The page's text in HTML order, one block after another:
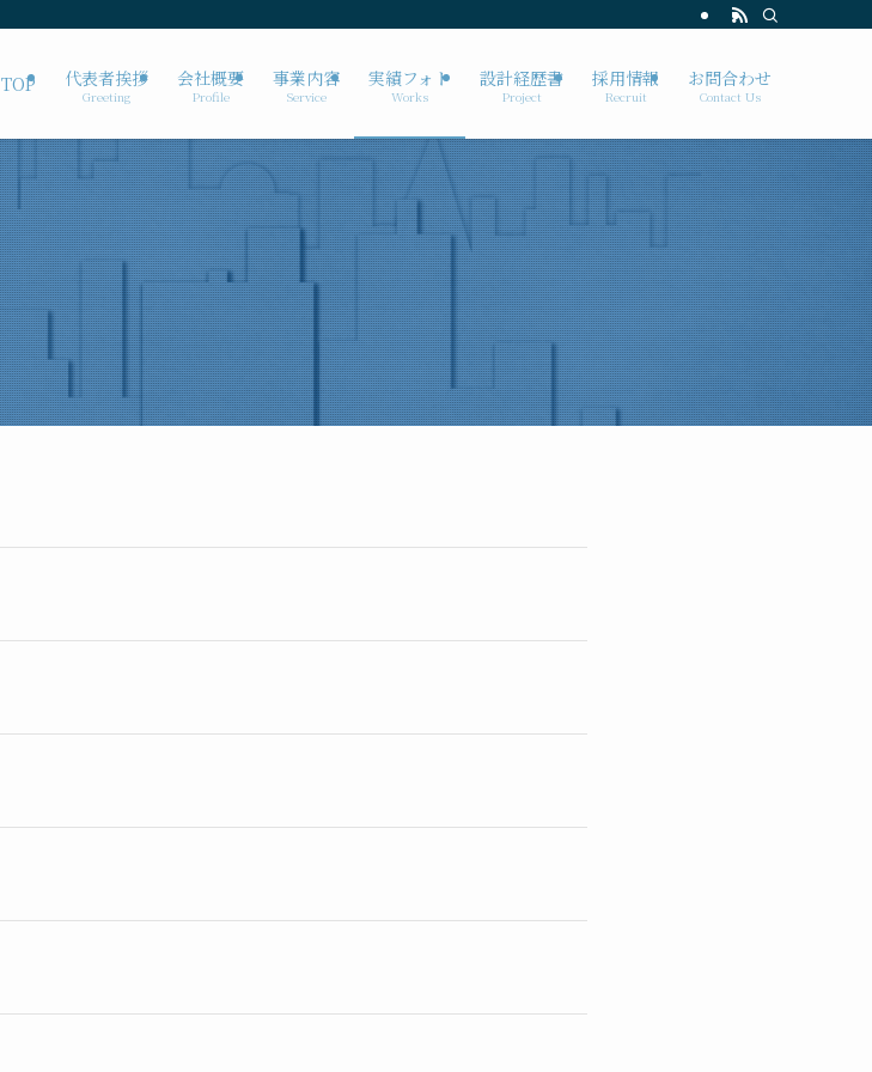
TOP 代表者挨拶
Greeting
会社概要
Profile
事業内容
Service
実績フォト
Works
設計経歴書
Project
採用情報
Recruit
お問合わせ
Contact Us